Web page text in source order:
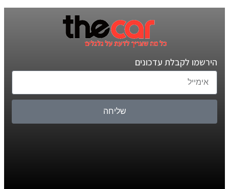
הירשמו לקבלת עדכונים
שליחה